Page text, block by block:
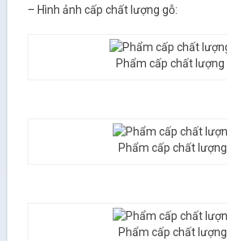
– Hình ảnh cấp chất lượng gỗ:
Phẩm cấp chất lượng
Phẩm cấp chất lượng
Phẩm cấp chất lượng